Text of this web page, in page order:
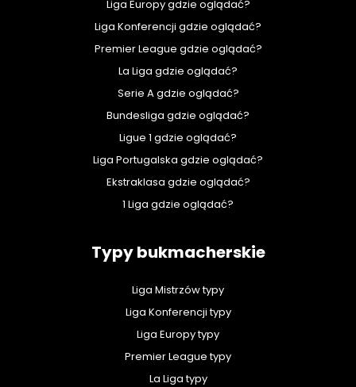
Liga Europy gdzie oglądać?
Liga Konferencji gdzie oglądać?
Premier League gdzie oglądać?
La Liga gdzie oglądać?
Serie A gdzie oglądać?
Bundesliga gdzie oglądać?
Ligue 1 gdzie oglądać?
Liga Portugalska gdzie oglądać?
Ekstraklasa gdzie oglądać?
1 Liga gdzie oglądać?
Typy bukmacherskie
Liga Mistrzów typy
Liga Konferencji typy
Liga Europy typy
Premier League typy
La Liga typy